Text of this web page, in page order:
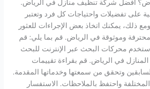
أفضل شركة تنظيف منازل في الرياض.
على تفضيلات واحتياجات كل فرد وتعتبر
ذلك، يمكنك اتخاذ بعض الإجراءات للعثور
وموثوقة في الرياض. قم بما يلي: قم
محركات البحث عبر الإنترنت للبحث
في الرياض. قم بقراءة تقييمات
وتحقق من سمعتها وخدماتها المقدمة.
واحتفظ بالملاحظات. الاستفسار